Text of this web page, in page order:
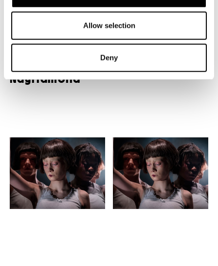
Allow selection
Deny
Näyttämöllä